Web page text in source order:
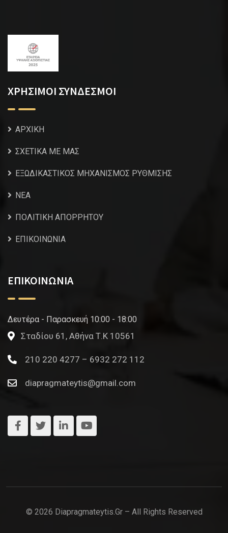
ΧΡΗΣΙΜΟΙ ΣΥΝΔΕΣΜΟΙ
ΑΡΧΙΚΗ
ΣΧΕΤΙΚΑ ΜΕ ΜΑΣ
ΕΞΩΔΙΚΑΣΤΙΚΟΣ ΜΗΧΑΝΙΣΜΟΣ ΡΥΘΜΙΣΗΣ
NEA
ΠΟΛΙΤΙΚΗ ΑΠΟΡΡΗΤΟΥ
ΕΠΙΚΟΙΝΩΝΙΑ
ΕΠΙΚΟΙΝΩΝΙΑ
Δευτέρα - Παρασκευή 10:00 - 18:00
Σταδίου 61, Αθήνα Τ.Κ 10561
210 220 4277 – 6932 272 112
diapragmateytis@gmail.com
© 2026 Diapragmateytis.gr – All Rights Reserved